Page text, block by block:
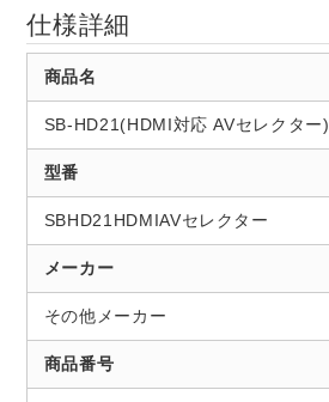
仕様詳細
商品名
SB-HD21(HDMI対応 AVセレクター)
型番
SBHD21HDMIAVセレクター
メーカー
その他メーカー
商品番号